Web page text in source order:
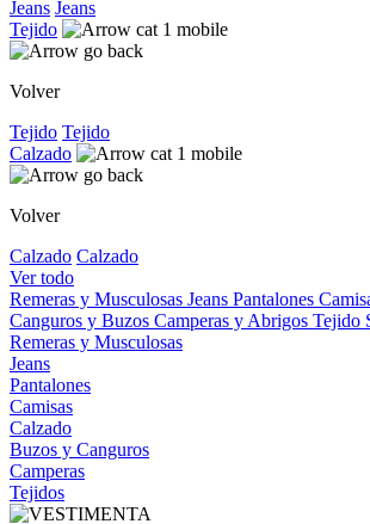
Jeans Jeans
Tejido
Volver
Tejido Tejido
Calzado
Volver
Calzado Calzado
Ver todo
Remeras y Musculosas Jeans Pantalones
Canguros y Buzos Camperas y Abrigos Tejido
Remeras y Musculosas
Jeans
Pantalones
Camisas
Calzado
Buzos y Canguros
Camperas
Tejidos